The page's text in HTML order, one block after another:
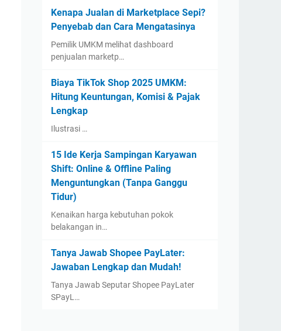
Kenapa Jualan di Marketplace Sepi?
Penyebab dan Cara Mengatasinya
Pemilik UMKM melihat dashboard
penjualan marketp…
Biaya TikTok Shop 2025 UMKM:
Hitung Keuntungan, Komisi & Pajak
Lengkap
Ilustrasi …
15 Ide Kerja Sampingan Karyawan
Shift: Online & Offline Paling
Menguntungkan (Tanpa Ganggu
Tidur)
Kenaikan harga kebutuhan pokok
belakangan in…
Tanya Jawab Shopee PayLater:
Jawaban Lengkap dan Mudah!
Tanya Jawab Seputar Shopee PayLater
SPayL…